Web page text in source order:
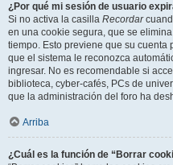
¿Por qué mi sesión de usuario
Si no activa la casilla Recordar
en una cookie segura, que se
tiempo. Esto previene que su cuenta
que el sistema le reconozca
ingresar. No es recomendable si
biblioteca, cyber-cafés, PCs de
que la administración del foro ha
Arriba
¿Cuál es la función de “Borrar